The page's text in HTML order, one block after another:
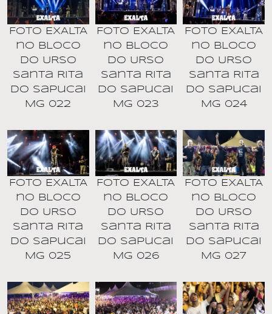
Foto EXALTA
no BLOCO
DO URSO
Santa Rita
do Sapucai
MG 022
Foto EXALTA
no BLOCO
DO URSO
Santa Rita
do Sapucai
MG 023
Foto EXALTA
no BLOCO
DO URSO
Santa Rita
do Sapucai
MG 024
Foto EXALTA
no BLOCO
DO URSO
Santa Rita
do Sapucai
MG 025
Foto EXALTA
no BLOCO
DO URSO
Santa Rita
do Sapucai
MG 026
Foto EXALTA
no BLOCO
DO URSO
Santa Rita
do Sapucai
MG 027